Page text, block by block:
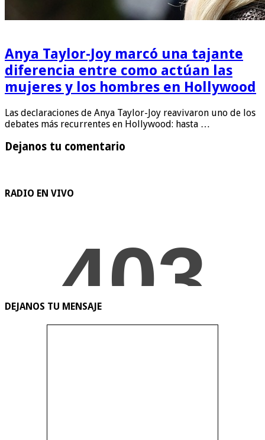
Anya Taylor-Joy marcó una tajante
diferencia entre como actúan las
mujeres y los hombres en Hollywood
Las declaraciones de Anya Taylor-Joy reavivaron uno de los
debates más recurrentes en Hollywood: hasta …
Dejanos tu comentario
RADIO EN VIVO
DEJANOS TU MENSAJE